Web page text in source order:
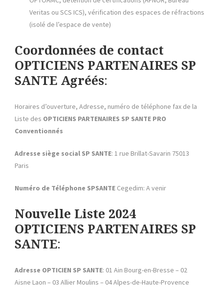
Veritas ou SCS ICS), vérification des espaces de réfractions
(isolé de l’espace de vente)
Coordonnées de contact
OPTICIENS PARTENAIRES SP
SANTE Agréés:
Horaires d’ouverture, Adresse, numéro de téléphone fax de la
Liste des OPTICIENS PARTENAIRES SP SANTE PRO
Conventionnés
Adresse siège social SP SANTE: 1 rue Brillat-Savarin 75013
Paris
Numéro de Téléphone SPSANTE Cegedim: A venir
Nouvelle Liste 2024
OPTICIENS PARTENAIRES SP
SANTE:
Adresse OPTICIEN SP SANTE: 01 Ain Bourg-en-Bresse – 02
Aisne Laon – 03 Allier Moulins – 04 Alpes-de-Haute-Provence